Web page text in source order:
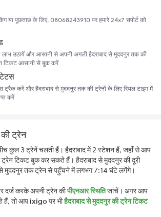
या पूछताछ के लिए, 08068243910 पर हमारे 24x7 सपोर्ट को
लाभ उठायें और आसानी से अपनी अगली हैदराबाद से मुददनुर तक की
टिकट आसानी से बुक करें
ट्रैक करें और हैदराबाद से मुददनुर तक की ट्रेनों के लिए रियल टाइम में
करें
ट्रेन
कुल 3 ट्रेनें चलती हैं। हैदराबाद में 2 स्टेशन हैं, जहाँ से आप
टिकट बुक कर सकते हैं। हैदराबाद से मुददनुर की दूरी
से मुददनुर तक ट्रेन से पहुँचने में लगभग 7:14 घंटे लगेंगे।
दर्ज करके अपनी ट्रेन कीपीएनआर स्थितिजांचें। अगर आप
हैं, तो आपixigoपर भीहैदराबाद से मुददनुर की ट्रेन टिकट